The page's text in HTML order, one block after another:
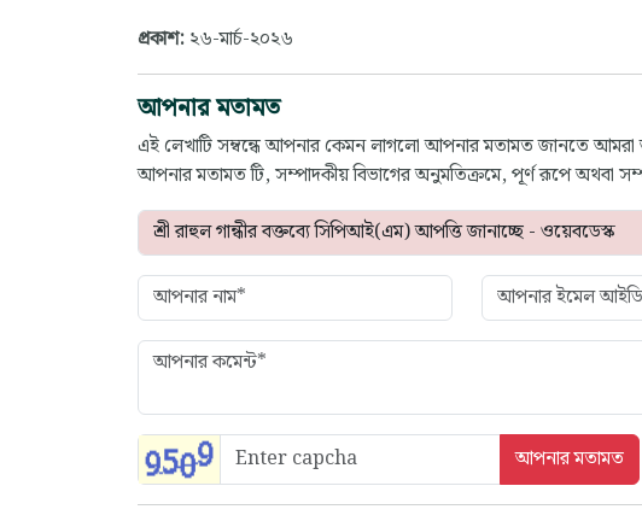
প্রকাশ: ২৬-মার্চ-২০২৬
আপনার মতামত
এই লেখাটি সম্বন্ধে আপনার কেমন লাগলো আপনার মতামত জানতে আমরা
আপনার মতামত টি, সম্পাদকীয় বিভাগের অনুমতিক্রমে, পূর্ণ রূপে অথবা